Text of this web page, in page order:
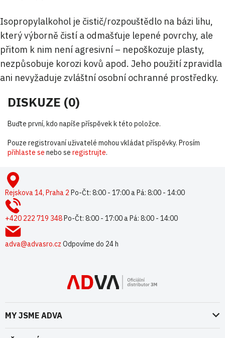
Isopropylalkohol je čistič/rozpouštědlo na bázi lihu,
který výborně čistí a odmašťuje lepené povrchy, ale
přitom k nim není agresivní – nepoškozuje plasty,
nezpůsobuje korozi kovů apod. Jeho použití zpravidla
ani nevyžaduje zvláštní osobní ochranné prostředky.
DISKUZE (0)
Buďte první, kdo napíše příspěvek k této položce.
Pouze registrovaní uživatelé mohou vkládat příspěvky. Prosím
přihlaste se nebo se registrujte.
pRejskova 14, Praha 2 Po-Čt: 8:00 - 17:00 a Pá: 8:00 - 14:00
+420 222 719 348Po-Čt: 8:00 - 17:00 a Pá: 8:00 - 14:00
adva@advasro.cz Odpovíme do 24 h
MY JSME ADVA